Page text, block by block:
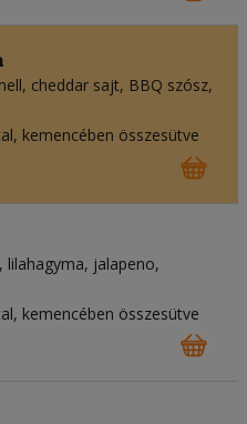
cheddar sajt BBQ szósz
kemencében összesütve
lilahagyma jalapeno
kemencében összesütve